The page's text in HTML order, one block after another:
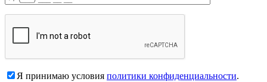
Я принимаю условия политики конфиденциальности.